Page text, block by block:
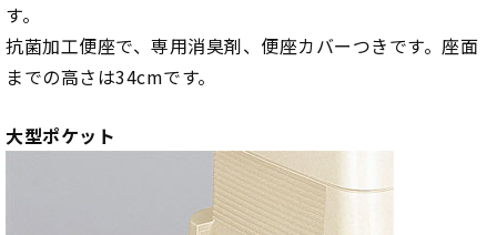
す。
抗菌加工便座で、専用消臭剤、便座カバーつきです。座面
までの高さは34cmです。
大型ポケット